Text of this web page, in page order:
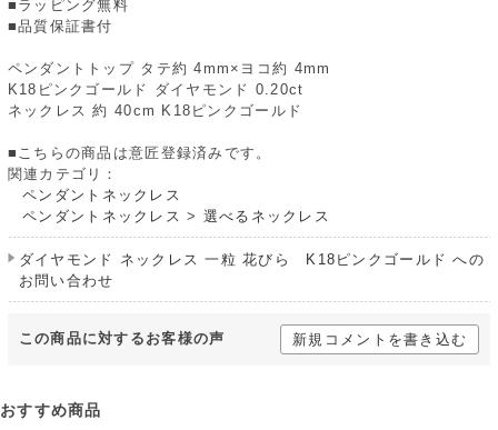
■ラッピング無料
■品質保証書付
ペンダントトップ タテ約 4mm×ヨコ約 4mm
K18ピンクゴールド ダイヤモンド 0.20ct
ネックレス 約 40cm K18ピンクゴールド
■こちらの商品は意匠登録済みです。
関連カテゴリ：
ペンダントネックレス
ペンダントネックレス > 選べるネックレス
ダイヤモンド ネックレス 一粒 花びら K18ピンクゴールド への
お問い合わせ
この商品に対するお客様の声 新規コメントを書き込む
おすすめ商品